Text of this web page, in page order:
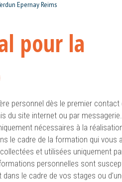
Epernay Reims
pour la
personnel dès le premier contact
du site internet ou par messagerie.
nécessaires à la
le cadre de la formation qui vous
et utilisées uniquement
personnelles sont
le cadre de vos stages ou